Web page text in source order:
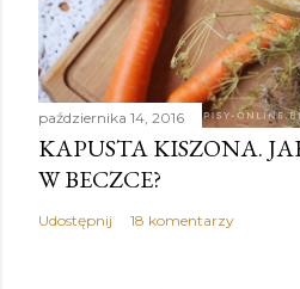
października 14, 2016
KAPUSTA KISZONA.
W BECZCE?
Udostępnij 18 komentarzy